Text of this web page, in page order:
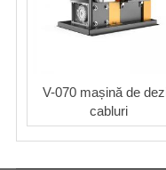
V-070 mașină de
cabluri